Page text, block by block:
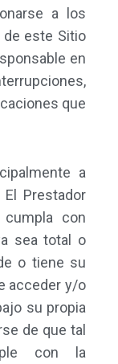
a los
de este Sitio
en
que
a
El Prestador
con
sea total o
o tiene su
acceder y/o
su propia
de que tal
con la